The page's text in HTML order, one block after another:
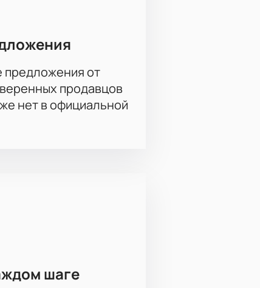
предложения от
продавцов
нет в официальной
шаге